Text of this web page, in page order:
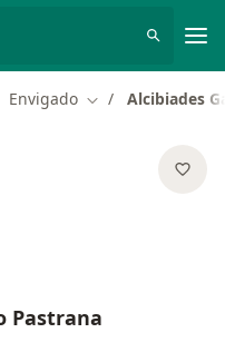
Envigado Cambiar de
Alcibiades
Pastrana